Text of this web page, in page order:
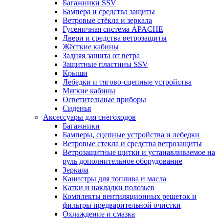
Багажники SSV
Бампера и средства защиты
Ветровые стёкла и зеркала
Гусеничная система APACHE
Двери и средства ветрозащиты
Жёсткие кабины
Задняя защита от ветра
Защитные пластины SSV
Крыши
Лебедки и тягово-сцепные устройства
Мягкие кабины
Осветительные приборы
Сиденья
Аксессуары для снегоходов
Багажники
Бамперы, сцепные устройства и лебедки
Ветровые стекла и средства ветрозащиты
Ветрозащитные щитки и устанавливаемое на
руль дополнительное оборудование
Зеркала
Канистры для топлива и масла
Катки и накладки полозьев
Комплекты вентиляционных решеток и
фильтры предварительной очистки
Охлаждение и смазка